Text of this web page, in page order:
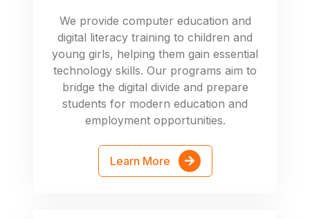
We provide computer education and
digital literacy training to children and
young girls, helping them gain essential
technology skills. Our programs aim to
bridge the digital divide and prepare
students for modern education and
employment opportunities.
Learn More